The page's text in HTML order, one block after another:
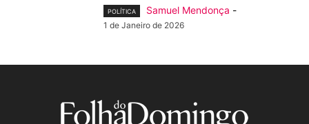
POLÍTICA Samuel Mendonça -
1 de Janeiro de 2026